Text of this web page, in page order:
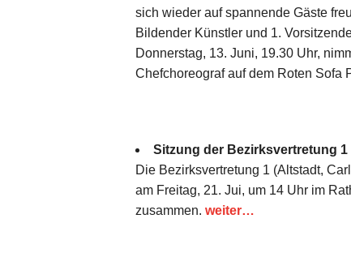
sich wieder auf spannende Gäste
Bildender Künstler und 1.
Donnerstag, 13. Juni, 19.30 Uhr,
Chefchoreograf auf dem Roten Sofa
Sitzung der Bezirksvertretung 1
Die Bezirksvertretung 1 (Altstadt,
am Freitag, 21. Jui, um 14 Uhr im
zusammen. weiter…